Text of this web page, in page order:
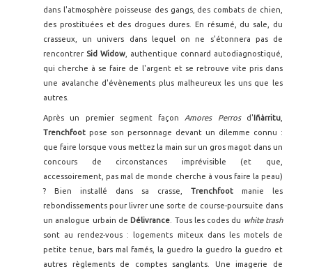
dans l'atmosphère poisseuse des gangs, des combats de chien,
des prostituées et des drogues dures. En résumé, du sale, du
crasseux, un univers dans lequel on ne s'étonnera pas de
rencontrer Sid Widow , authentique connard autodiagnostiqué,
qui cherche à se faire de l'argent et se retrouve vite pris dans
une avalanche d'évènements plus malheureux les uns que les
autres.
Après un premier segment façon Amores Perros d'Iñàrritu
Trenchfoot pose son personnage devant un dilemme connu :
que faire lorsque vous mettez la main sur un gros magot dans un
concours de circonstances imprévisible (et que,
accessoirement, pas mal de monde cherche à vous faire la peau)
? Bien installé dans sa crasse, Trenchfoot manie les
rebondissements pour livrer une sorte de course-poursuite dans
un analogue urbain de Délivrance . Tous les codes du white trash
sont au rendez-vous : logements miteux dans les motels de
petite tenue, bars mal famés, la guedro la guedro la guedro et
autres règlements de comptes sanglants. Une imagerie de